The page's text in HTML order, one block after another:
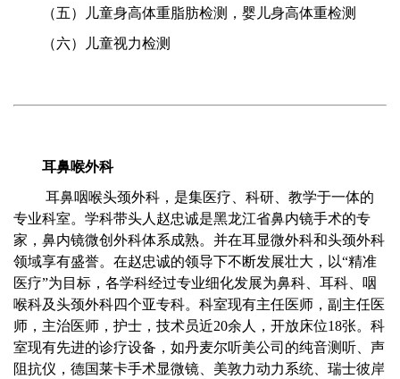
（五）儿童身高体重脂肪检测，婴儿身高体重检测
（六）儿童视力检测
耳鼻喉外科
耳鼻咽喉头颈外科，是集医疗、科研、教学于一体的
专业科室。学科带头人赵忠诚是黑龙江省鼻内镜手术的专
家，鼻内镜微创外科体系成熟。并在耳显微外科和头颈外科
领域享有盛誉。在赵忠诚的领导下不断发展壮大，以“精准
医疗”为目标，各学科经过专业细化发展为鼻科、耳科、咽
喉科及头颈外科四个亚专科。科室现有主任医师，副主任医
师，主治医师，护士，技术员近20余人，开放床位18张。科
室现有先进的诊疗设备，如丹麦尔听美公司的纯音测听、声
阻抗仪，德国莱卡手术显微镜、美敦力动力系统、瑞士彼岸